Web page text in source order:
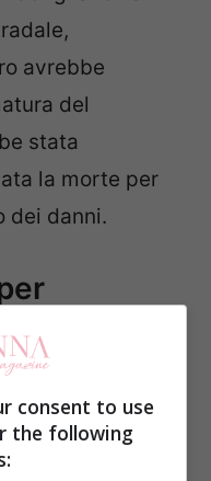
avrebbe
del
stata
la morte per
dei danni.
sarebbe
e
consent to use
the following